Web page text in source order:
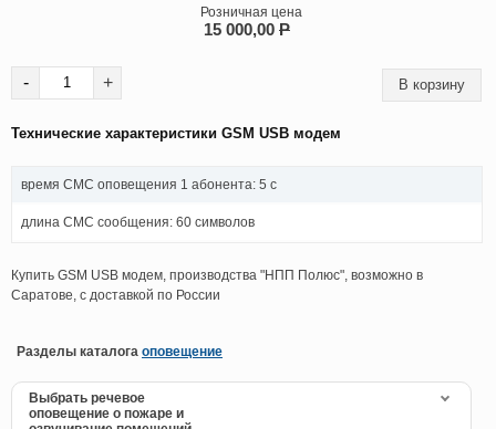
Розничная цена
15 000,00 P
- +
Технические характеристики GSM USB модем
время СМС оповещения 1 абонента: 5 с
длина СМС сообщения: 60 символов
Купить GSM USB модем, производства "НПП Полюс", возможно в
Саратове, с доставкой по России
Разделы каталога оповещение
Выбрать речевое
оповещение о пожаре и